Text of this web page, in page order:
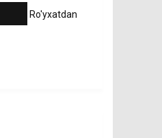
Ro'yxatdan